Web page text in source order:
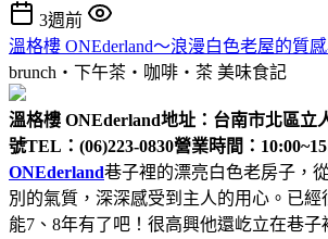
3週前
溫格樓 ONEderland～浪漫白色老屋的質
brunch‧下午茶‧咖啡‧茶 美味食記
溫格樓 ONEderland地址：台南市北區立
號TEL：(06)223-0830營業時間：
ONEderland巷子裡的漂亮白色老房子，
別的氣質，深深感受到主人的用心。已
能7、8年有了吧！很高興他還屹立在巷